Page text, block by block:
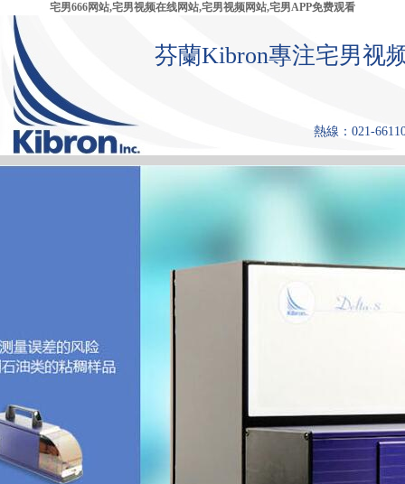
宅男666网站,宅男视频在线网站,宅男视频网站,宅男APP免费观看
芬蘭Kibron專注宅男视
熱線：021-
首 頁 產品中心 張力儀 宅